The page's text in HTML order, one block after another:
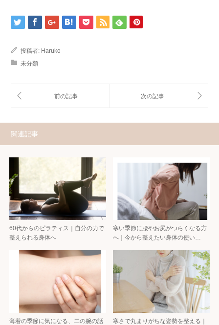
投稿者: Haruko
未分類
関連記事
60代からのピラティス｜自分の力で
整えられる身体へ
寒い季節に腰やお尻がつらくなる方
へ｜今から整えたい身体の使い…
薄着の季節に気になる、二の腕の話
寒さで丸まりがちな姿勢を整える｜